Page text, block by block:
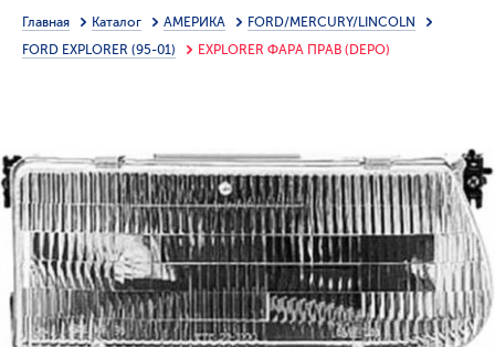
Главная Каталог АМЕРИКА
FORD/MERCURY/LINCOLN
FORD EXPLORER (95-01)
EXPLORER ФАРА ПРАВ (DEPO)